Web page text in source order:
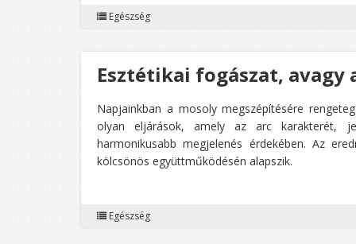
Egészség
Esztétikai fogászat,
Napjainkban a mosoly megszépítésére
olyan eljárások, amely az arc karakterét,
harmonikusabb megjelenés érdekében. Az
kölcsönös együttműködésén alapszik.
Egészség